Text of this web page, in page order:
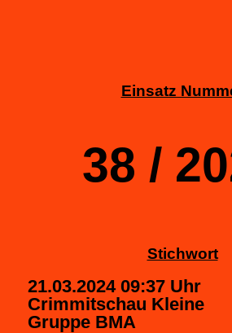
Einsatz
38 /
Stichwort
21.03.2024 09:37 Uhr
Crimmitschau Kleine
Gruppe BMA